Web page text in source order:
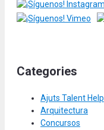
Categories
Ajuts Talent Help
Arquitectura
Concursos